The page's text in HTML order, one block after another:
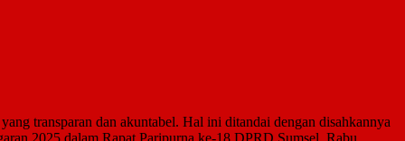
transparan dan akuntabel. Hal ini ditandai dengan disahkannya